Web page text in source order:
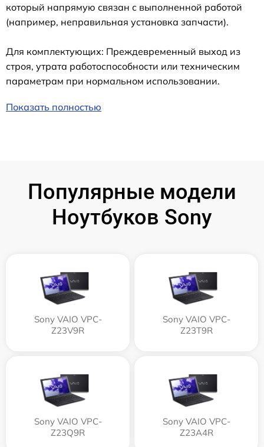
который напрямую связан с выполненной работой
(например, неправильная установка запчасти).
Для комплектующих: Преждевременный выход из
строя, утрата работоспособности или техническим
параметрам при нормальном использовании.
Показать полностью
Популярные модели
Ноутбуков Sony
Sony VAIO VPC-
Z23V9R
Sony VAIO VPC-
Z23T9R
Sony VAIO VPC-
Z23Q9R
Sony VAIO VPC-
Z23A4R